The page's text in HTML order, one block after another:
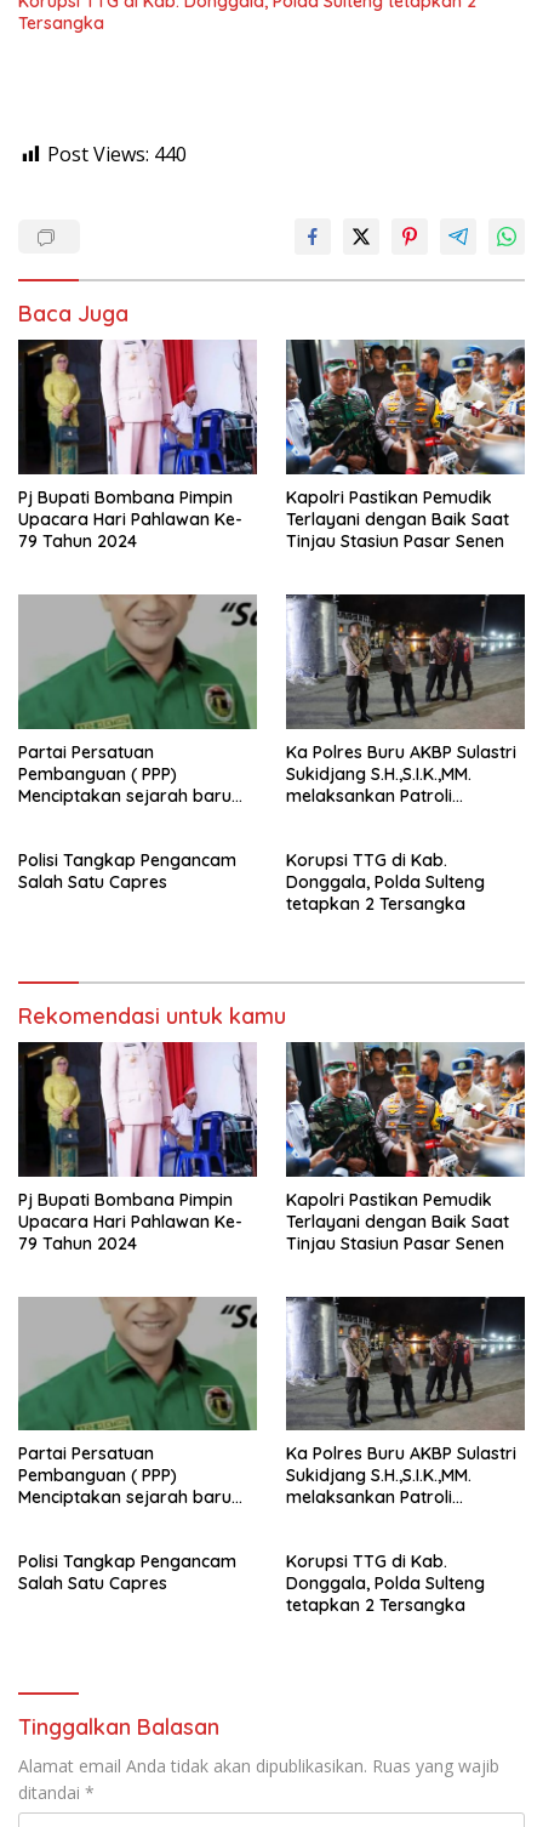
Tersangka
Post Views: 440
Baca Juga
Pj Bupati Bombana Pimpin
Upacara Hari Pahlawan Ke-
79 Tahun 2024
Kapolri Pastikan Pemudik
Terlayani dengan Baik Saat
Tinjau Stasiun Pasar Senen
Partai Persatuan
Pembanguan ( PPP)
Menciptakan sejarah baru
Buru (Namlea).
Ka Polres Buru AKBP Sulastri
Sukidjang S.H.,S.I.K.,MM.
melaksankan Patroli
Polisi Tangkap Pengancam
Salah Satu Capres
Korupsi TTG di Kab.
Donggala, Polda Sulteng
tetapkan 2 Tersangka
Rekomendasi untuk kamu
Pj Bupati Bombana Pimpin
Upacara Hari Pahlawan Ke-
79 Tahun 2024
Kapolri Pastikan Pemudik
Terlayani dengan Baik Saat
Tinjau Stasiun Pasar Senen
Partai Persatuan
Pembanguan ( PPP)
Menciptakan sejarah baru
Buru (Namlea).
Ka Polres Buru AKBP Sulastri
Sukidjang S.H.,S.I.K.,MM.
melaksankan Patroli
Polisi Tangkap Pengancam
Salah Satu Capres
Korupsi TTG di Kab.
Donggala, Polda Sulteng
tetapkan 2 Tersangka
Tinggalkan Balasan
Alamat email Anda tidak akan dipublikasikan. Ruas yang wajib
ditandai *